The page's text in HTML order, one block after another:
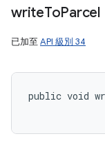
writeToParcel
已加至 API 級別 34
public void